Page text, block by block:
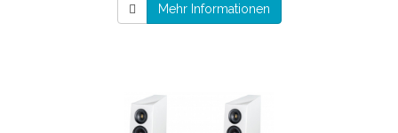
Mehr Informationen